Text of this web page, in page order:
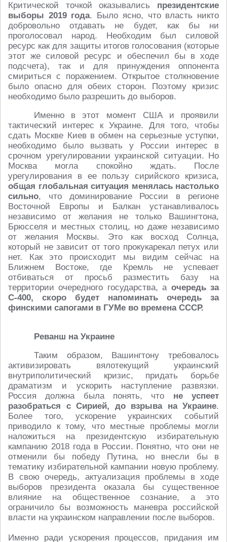
Критической точкой оказывались президентские
выборы 2019 года. Было ясно, что власть никто
добровольно отдавать не будет, как бы ни
проголосовал народ. Необходим был силовой
ресурс как для защиты итогов голосования (которые
этот же силовой ресурс и обеспечил бы в ходе
подсчета), так и для принуждения оппонента
смириться с поражением. Открытое столкновение
было опасно для обеих сторон. Поэтому кризис
необходимо было разрешить до выборов.
Именно в этот момент США и проявили
тактический интерес к Украине. Для того, чтобы
сдать Москве Киев в обмен на серьезные уступки,
необходимо было вызвать у России интерес в
срочном урегулировании украинской ситуации. Но
Москва могла спокойно ждать. После
урегулирования в ее пользу сирийского кризиса,
общая глобальная ситуация менялась настолько
сильно, что доминирование России в регионе
Восточной Европы и Балкан устанавливалось
независимо от желания не только Вашингтона,
Брюсселя и местных столиц, но даже независимо
от желания Москвы. Это как восход Солнца,
который не зависит от того прокукарекал петух или
нет. Как это происходит мы видим сейчас на
Ближнем Востоке, где Кремль не успевает
отбиваться от просьб разместить базу на
территории очередного государства, а очередь за
С-400, скоро будет напоминать очередь за
финскими сапогами в ГУМе во времена СССР.
Реванш на Украине
Таким образом, Вашингтону требовалось
активизировать вялотекущий украинский
внутриполитический кризис, придать борьбе
драматизм и ускорить наступление развязки.
Россия должна была понять, что не успеет
разобраться с Сирией, до взрыва на Украине.
Более того, ускорение украинских событий
приводило к тому, что местные проблемы могли
наложиться на президентскую избирательную
кампанию 2018 года в России. Понятно, что они не
отменили бы победу Путина, но внесли бы в
тематику избирательной кампании новую проблему.
В свою очередь, актуализация проблемы в ходе
выборов президента оказала бы существенное
влияние на общественное сознание, а это
ограничило бы возможность маневра российской
власти на украинском направлении после выборов.
Именно ради ускорения процессов, придания им